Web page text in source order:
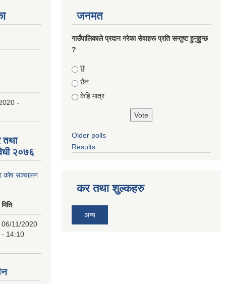
-
तथा
२०७६
कोष सञ्चालन
मिति
06/11/2020
- 14:10
जनमत
गाउँपालिकाले प्रदान गरेका सेवाहरू प्रति सन्तुष्ट हुनुहुन्छ
?
Choices
छु
छैन
केहि मात्र
Older polls
Results
कर तथा शुल्कहरु
अन्य